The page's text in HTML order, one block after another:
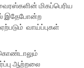
மிகப்பெரிய
இதேபோன்ற
வாய்ப்புகள்
ஆற்றலை